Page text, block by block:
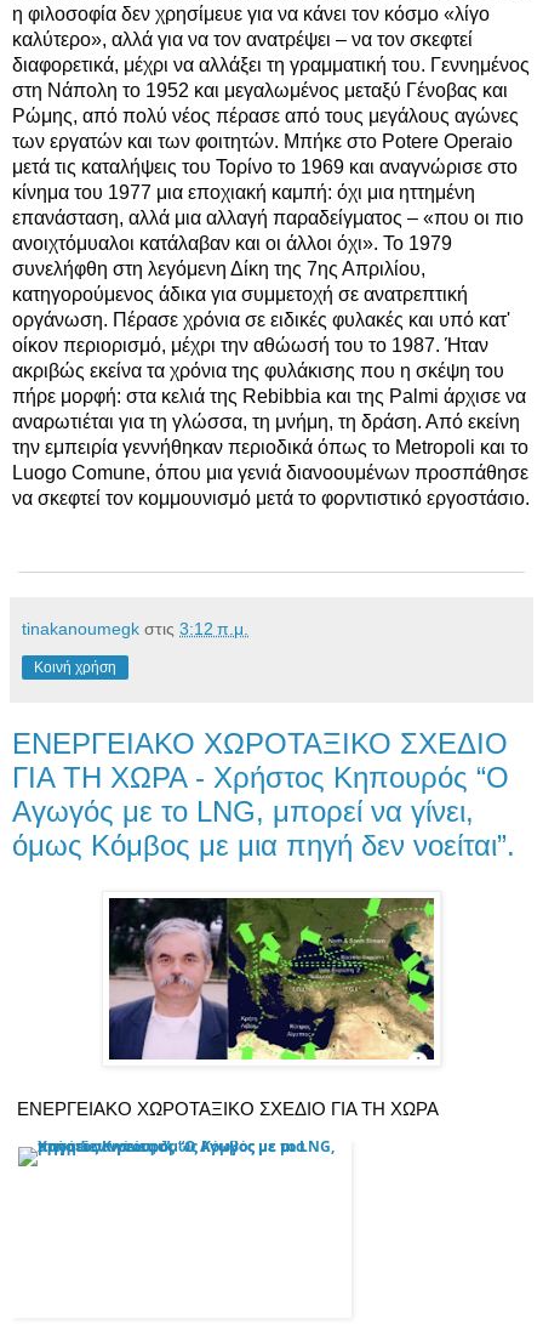
η φιλοσοφία δεν χρησίμευε για να κάνει τον κόσμο «λίγο
καλύτερο», αλλά για να τον ανατρέψει – να τον σκεφτεί
διαφορετικά, μέχρι να αλλάξει τη γραμματική του. Γεννημένος
στη Νάπολη το 1952 και μεγαλωμένος μεταξύ Γένοβας και
Ρώμης, από πολύ νέος πέρασε από τους μεγάλους αγώνες
των εργατών και των φοιτητών. Μπήκε στο Potere Operaio
μετά τις καταλήψεις του Τορίνο το 1969 και αναγνώρισε στο
κίνημα του 1977 μια εποχιακή καμπή: όχι μια ηττημένη
επανάσταση, αλλά μια αλλαγή παραδείγματος – «που οι πιο
ανοιχτόμυαλοι κατάλαβαν και οι άλλοι όχι». Το 1979
συνελήφθη στη λεγόμενη Δίκη της 7ης Απριλίου,
κατηγορούμενος άδικα για συμμετοχή σε ανατρεπτική
οργάνωση. Πέρασε χρόνια σε ειδικές φυλακές και υπό κατ'
οίκον περιορισμό, μέχρι την αθώωσή του το 1987. Ήταν
ακριβώς εκείνα τα χρόνια της φυλάκισης που η σκέψη του
πήρε μορφή: στα κελιά της Rebibbia και της Palmi άρχισε να
αναρωτιέται για τη γλώσσα, τη μνήμη, τη δράση. Από εκείνη
την εμπειρία γεννήθηκαν περιοδικά όπως το Metropoli και το
Luogo Comune, όπου μια γενιά διανοουμένων προσπάθησε
να σκεφτεί τον κομμουνισμό μετά το φορντιστικό εργοστάσιο.
tinakanoumegk στις 3:12 π.μ.
Κοινή χρήση
ΕΝΕΡΓΕΙΑΚΟ ΧΩΡΟΤΑΞΙΚΟ ΣΧΕΔΙΟ
ΓΙΑ ΤΗ ΧΩΡΑ - Χρήστος Κηπουρός “Ο
Αγωγός με το LNG, μπορεί να γίνει,
όμως Κόμβος με μια πηγή δεν νοείται”.
ΕΝΕΡΓΕΙΑΚΟ ΧΩΡΟΤΑΞΙΚΟ ΣΧΕΔΙΟ ΓΙΑ ΤΗ ΧΩΡΑ